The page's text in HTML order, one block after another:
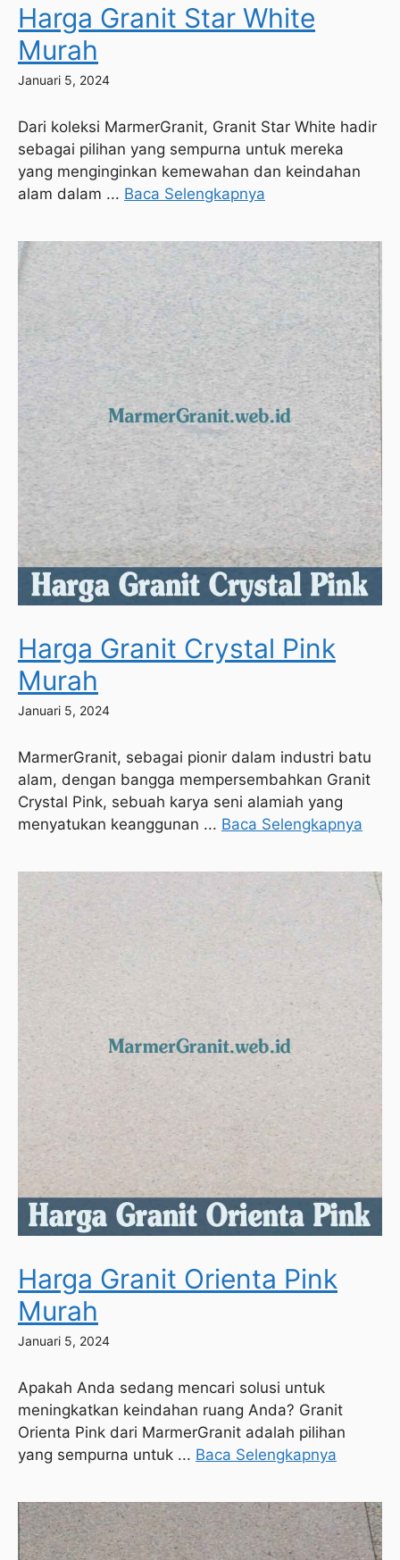
Harga Granit Star White
Murah
Januari 5, 2024
Dari koleksi MarmerGranit, Granit Star White hadir
sebagai pilihan yang sempurna untuk mereka
yang menginginkan kemewahan dan keindahan
alam dalam ... Baca Selengkapnya
Harga Granit Crystal Pink
Murah
Januari 5, 2024
MarmerGranit, sebagai pionir dalam industri batu
alam, dengan bangga mempersembahkan Granit
Crystal Pink, sebuah karya seni alamiah yang
menyatukan keanggunan ... Baca Selengkapnya
Harga Granit Orienta Pink
Murah
Januari 5, 2024
Apakah Anda sedang mencari solusi untuk
meningkatkan keindahan ruang Anda? Granit
Orienta Pink dari MarmerGranit adalah pilihan
yang sempurna untuk ... Baca Selengkapnya